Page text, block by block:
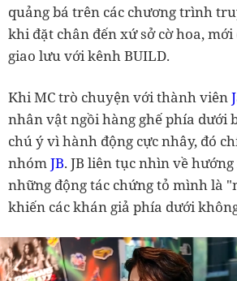
quảng bá trên các chương trình
khi đặt chân đến xứ sở cờ hoa,
giao lưu với kênh BUILD.
Khi MC trò chuyện với thành viên
nhân vật ngồi hàng ghế phía dưới
chú ý vì hành động cực nhây, đó
nhómJB. JB liên tục nhìn về
những động tác chứng tỏ mình là
khiến các khán giả phía dưới